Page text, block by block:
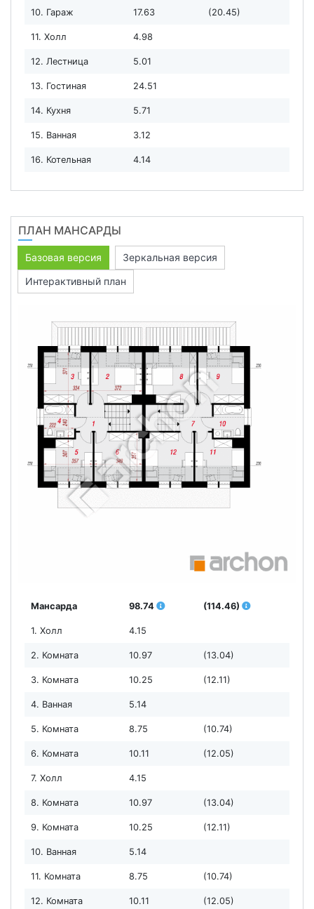
10. Гараж 17.63 (20.45)
11. Холл 4.98
12. Лестница 5.01
13. Гостиная 24.51
14. Кухня 5.71
15. Ванная 3.12
16. Котельная 4.14
ПЛАН МАНСАРДЫ
Базовая версия
Зеркальная версия
Интерактивный план
Мансарда 98.74 (114.46)
1. Холл 4.15
2. Комната 10.97 (13.04)
3. Комната 10.25 (12.11)
4. Ванная 5.14
5. Комната 8.75 (10.74)
6. Комната 10.11 (12.05)
7. Холл 4.15
8. Комната 10.97 (13.04)
9. Комната 10.25 (12.11)
10. Ванная 5.14
11. Комната 8.75 (10.74)
12. Комната 10.11 (12.05)